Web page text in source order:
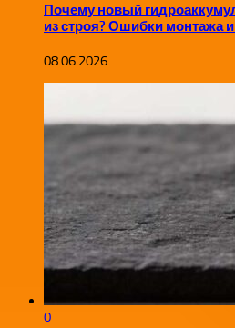
Почему новый
из строя? Ошибки монтажа
08.06.2026
0